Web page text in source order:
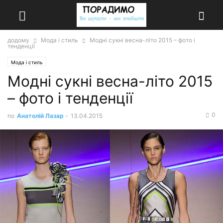
додому Мода і стиль
Модні сукні весна-літо 2015 – фото і
тенденції
Мода і стиль
Модні сукні весна-літо 2015
– фото і тенденції
по Анатолій Лазар - 13.04.2015 0